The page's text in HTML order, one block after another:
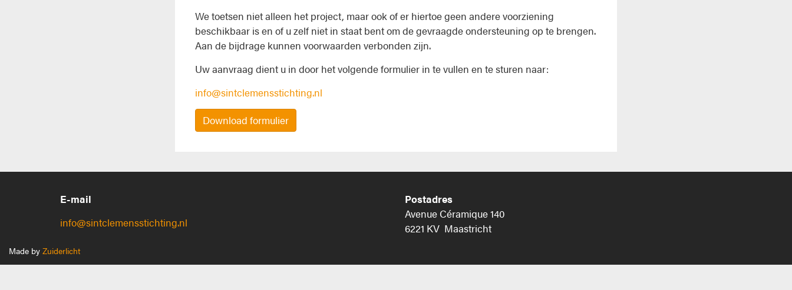
We toetsen niet alleen het project, maar ook of er hiertoe geen andere voorziening
beschikbaar is en of u zelf niet in staat bent om de gevraagde ondersteuning op te brengen.
Aan de bijdrage kunnen voorwaarden verbonden zijn.
Uw aanvraag dient u in door het volgende formulier in te vullen en te sturen naar:
info@sintclemensstichting.nl
Download formulier
E-mail
info@sintclemensstichting.nl
Postadres
Avenue Céramique 140
6221 KV Maastricht
Made by Zuiderlicht